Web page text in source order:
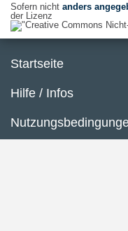
Sofern nicht anders
der Lizenz
Startseite
Hilfe / Infos